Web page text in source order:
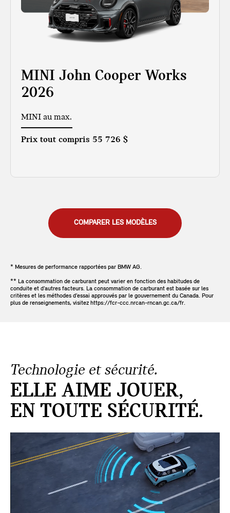
MINI John Cooper Works
2026
MINI au max.
Prix tout compris 55 726 $
COMPARER LES MODÈLES
* Mesures de performance rapportées par BMW AG.
** La consommation de carburant peut varier en fonction des habitudes de
conduite et d’autres facteurs. La consommation de carburant est basée sur les
critères et les méthodes d’essai approuvés par le gouvernement du Canada. Pour
plus de renseignements, visitez https://fcr-ccc.nrcan-rncan.gc.ca/fr.
Technologie et sécurité.
ELLE AIME JOUER,
EN TOUTE SÉCURITÉ.